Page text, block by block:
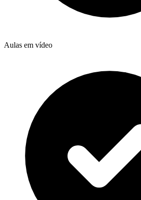
Aulas em vídeo